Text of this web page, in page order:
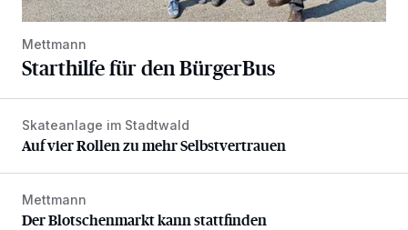
Mettmann
Starthilfe für den BürgerBus
Auf vier Rollen zu mehr Selbstvertrauen
Skateanlage im Stadtwald
Auf vier Rollen zu mehr Selbstvertrauen
Der Blotschenmarkt kann stattfinden
Mettmann
Der Blotschenmarkt kann stattfinden